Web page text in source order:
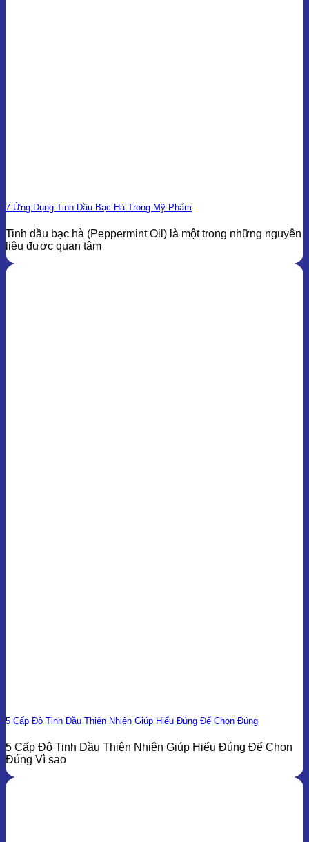
7 Ứng Dụng Tinh Dầu Bạc Hà Trong Mỹ Phẩm
Tinh dầu bạc hà (Peppermint Oil) là một trong những nguyên
liệu được quan tâm
5 Cấp Độ Tinh Dầu Thiên Nhiên Giúp Hiểu Đúng Để Chọn Đúng
5 Cấp Độ Tinh Dầu Thiên Nhiên Giúp Hiểu Đúng Để Chọn
Đúng Vì sao